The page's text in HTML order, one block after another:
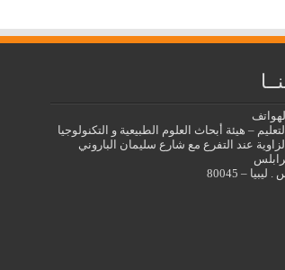
– هيئة أبحاث العلوم الطبيعية و التكنولوجيا
عند التفرع مع شارع سليمان الباروني
– 80045